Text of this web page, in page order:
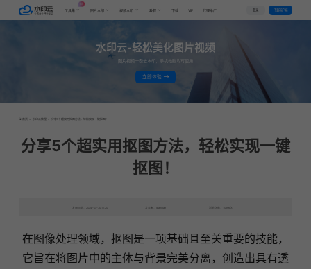
工具集 图片水印 视频水印 教程 下载 VIP 代理推广 登录 下载客户端
水印云-轻松美化图片视频
图片视频一键去水印，手机电脑均可使用
立即体验
首页 > 水印云教程 > 分享5个超实用抠图方法，轻松实现一键抠图！
分享5个超实用抠图方法，轻松实现一键
抠图！
发布日期：2024-07-30 11:20 发表者：qianqian 浏览次数：10996次
在图像处理领域，抠图是一项基础且至关重要的技能，
它旨在将图片中的主体与背景完美分离，创造出具有透